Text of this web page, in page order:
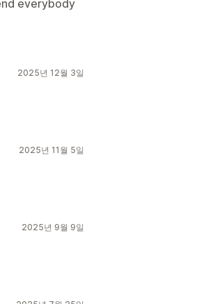
everybody
2025년 12월 3일
2025년 11월 5일
2025년 9월 9일